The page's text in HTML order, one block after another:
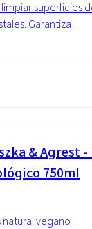
superficies
Garantiza
& Agrest
750ml
natural vegano